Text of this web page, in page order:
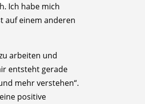
Ich habe mich
auf einem anderen
arbeiten und
entsteht gerade
mehr verstehen“.
positive